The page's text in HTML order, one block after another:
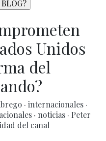
Unidos
del
· internacionales ·
· noticias · Peter
del canal